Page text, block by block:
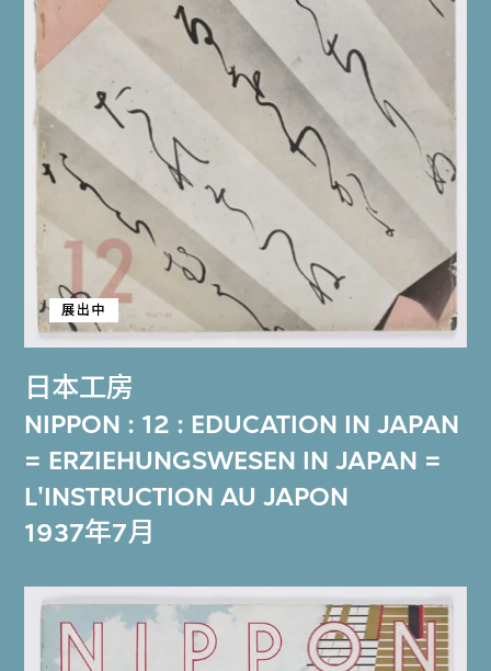
日本工房
展出中
NIPPON : 12 : EDUCATION IN JAPAN
= ERZIEHUNGSWESEN IN JAPAN =
L'INSTRUCTION AU JAPON
1937年7月